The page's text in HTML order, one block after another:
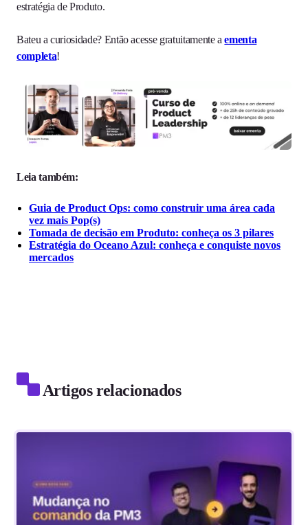
estratégia de Produto.
Bateu a curiosidade? Então acesse gratuitamente aementa
completa!
Leia também:
Guia de Product Ops: como construir uma área cada
vez mais Pop(s)
Tomada de decisão em Produto: conheça os 3 pilares
Estratégia do Oceano Azul: conheça e conquiste novos
mercados
Artigos relacionados